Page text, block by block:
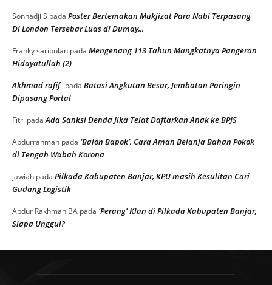
Sonhadji S pada Poster Bertemakan Mukjizat Para Nabi Terpasang
Di London Tersebar Luas di Dumay,,,
Franky saribulan pada Mengenang 113 Tahun Mangkatnya Pangeran
Hidayatullah (2)
Akhmad rafif pada Batasi Angkutan Besar, Jembatan Paringin
Dipasang Portal
Fitri padaAda Sanksi Denda Jika Telat Daftarkan Anak ke BPJS
Abdurrahman pada ‘Balon Bapok’, Cara Aman Belanja Bahan Pokok
di Tengah Wabah Korona
jawiah pada Pilkada Kabupaten Banjar, KPU masih Kesulitan Cari
Gudang Logistik
Abdur Rakhman BA pada ‘Perang’ Klan di Pilkada Kabupaten Banjar,
Siapa Unggul?